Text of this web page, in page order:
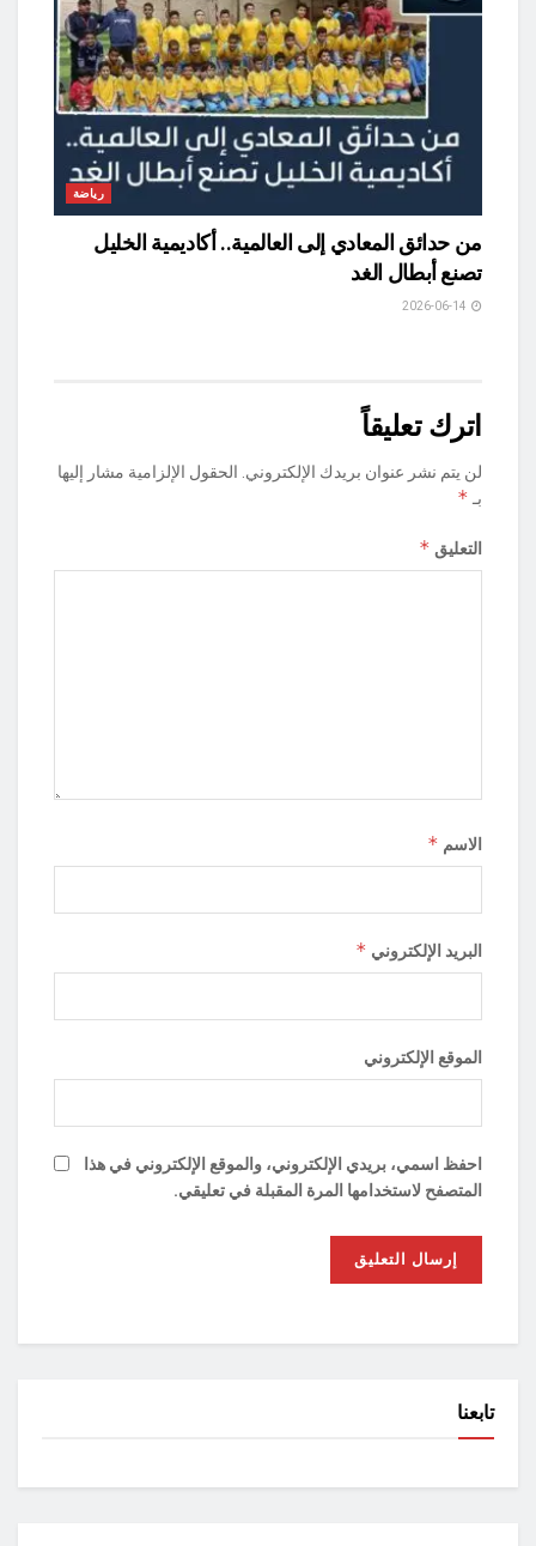
رياضة
من حدائق المعادي إلى العالمية.. أكاديمية الخليل
تصنع أبطال الغد
اترك تعليقاً
لن يتم نشر عنوان بريدك الإلكتروني. الحقول الإلزامية مشار إليها
بـ *
التعليق *
الاسم *
البريد الإلكتروني *
الموقع الإلكتروني
احفظ اسمي، بريدي الإلكتروني، والموقع الإلكتروني في هذا
المتصفح لاستخدامها المرة المقبلة في تعليقي.
تابعنا